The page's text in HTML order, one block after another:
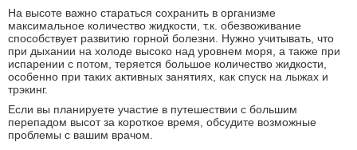
На высоте важно стараться сохранить в организме
максимальное количество жидкости, т.к. обезвоживание
способствует развитию горной болезни. Нужно учитывать, что
при дыхании на холоде высоко над уровнем моря, а также при
испарении с потом, теряется большое количество жидкости,
особенно при таких активных занятиях, как спуск на лыжах и
трэкинг.
Если вы планируете участие в путешествии с большим
перепадом высот за короткое время, обсудите возможные
проблемы с вашим врачом.